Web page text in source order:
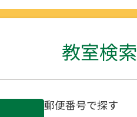
教室検索
郵便番号で探す